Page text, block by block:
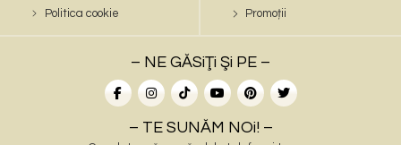
Politica cookie
Promoții
– NE GĂSiŢi Şi PE –
– TE SUNĂM NOi! –